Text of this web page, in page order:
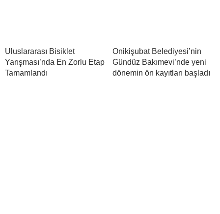
Uluslararası Bisiklet
Yarışması’nda En Zorlu Etap
Tamamlandı
Onikişubat Belediyesi’nin
Gündüz Bakımevi’nde yeni
dönemin ön kayıtları başladı